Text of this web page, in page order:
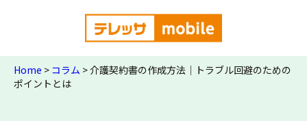
Home > コラム >介護契約書の作成方法｜トラブル回避のための
ポイントとは